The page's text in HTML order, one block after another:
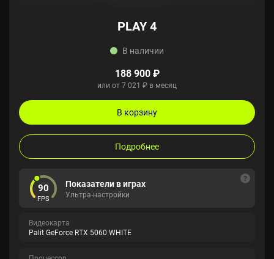
PLAY 4
В наличии
188 900 ₽
или от 7 021 ₽ в месяц
В корзину
Подробнее
90
FPS
Показатели в играх
Ультра-настройки
Видеокарта
Palit GeForce RTX 5060 WHITE